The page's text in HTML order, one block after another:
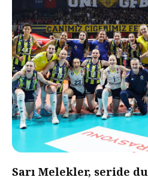
Sarı Melekler, seride